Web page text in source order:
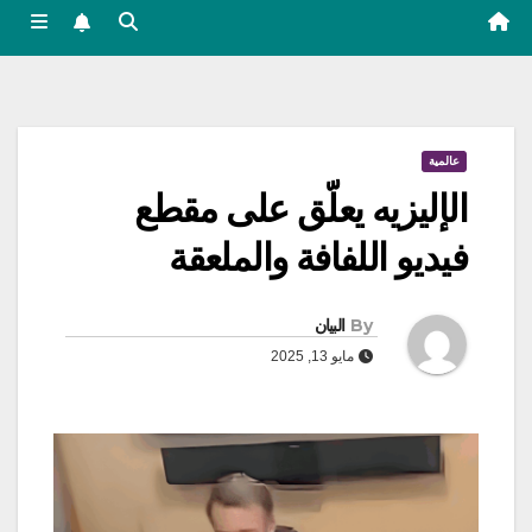
عالمية
الإليزيه يعلّق على مقطع
فيديو اللفافة والملعقة
By البيان
مايو 13, 2025